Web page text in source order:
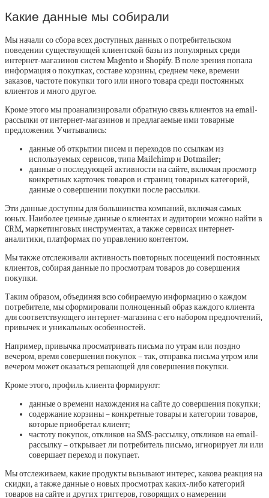
Какие данные мы собирали
Мы начали со сбора всех доступных данных о потребительском
поведении существующей клиентской базы из популярных среди
интернет-магазинов систем Magento и Shopify. В поле зрения попала
информация о покупках, составе корзины, среднем чеке, времени
заказов, частоте покупки того или иного товара среди постоянных
клиентов и много другое.
Кроме этого мы проанализировали обратную связь клиентов на email-
рассылки от интернет-магазинов и предлагаемые ими товарные
предложения. Учитывались:
данные об открытии писем и переходов по ссылкам из
используемых сервисов, типа Mailchimp и Dotmailer;
данные о последующей активности на сайте, включая просмотр
конкретных карточек товаров и страниц товарных категорий,
данные о совершении покупки после рассылки.
Эти данные доступны для большинства компаний, включая самых
юных. Наиболее ценные данные о клиентах и аудитории можно найти в
CRM, маркетинговых инструментах, а также сервисах интернет-
аналитики, платформах по управлению контентом.
Мы также отслеживали активность повторных посещений постоянных
клиентов, собирая данные по просмотрам товаров до совершения
покупки.
Таким образом, объединяя всю собираемую информацию о каждом
потребителе, мы сформировали полноценный образ каждого клиента
для соответствующего интернет-магазина с его набором предпочтений,
привычек и уникальных особенностей.
Например, привычка просматривать письма по утрам или поздно
вечером, время совершения покупок – так, отправка письма утром или
вечером может оказаться решающей для совершения покупки.
Кроме этого, профиль клиента формируют:
данные о времени нахождения на сайте до совершения покупки;
содержание корзины – конкретные товары и категории товаров,
которые приобретал клиент;
частоту покупок, откликов на SMS-рассылку, откликов на email-
рассылку – открывает ли потребитель письмо, игнорирует ли или
совершает переход и покупает.
Мы отслеживаем, какие продукты вызывают интерес, какова реакция на
скидки, а также данные о новых просмотрах каких-либо категорий
товаров на сайте и других триггеров, говорящих о намерении